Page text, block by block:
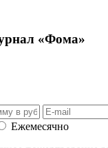
«Фома»
Ежемесячно